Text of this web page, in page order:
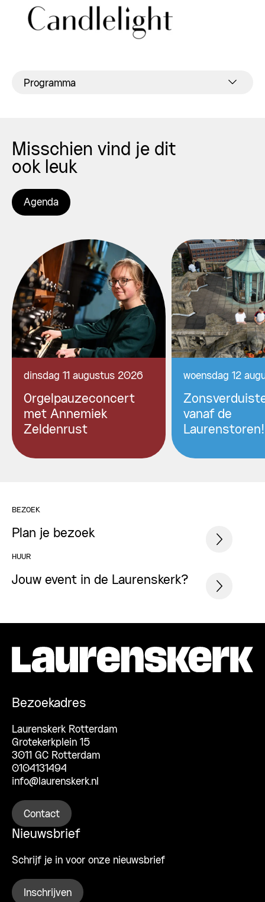
Programma
Misschien vind je dit
ook leuk
Agenda
dinsdag 11 augustus 2026
Orgelpauzeconcert
met Annemiek
Zeldenrust
woensdag 12
vanaf de
Laurenstoren!
BEZOEK
Plan je bezoek
HUUR
Jouw event in de Laurenskerk?
Bezoekadres
Laurenskerk Rotterdam
Grotekerkplein 15
3011 GC Rotterdam
0104131494
info@laurenskerk.nl
Contact
Nieuwsbrief
Schrijf je in voor onze nieuwsbrief
Inschrijven